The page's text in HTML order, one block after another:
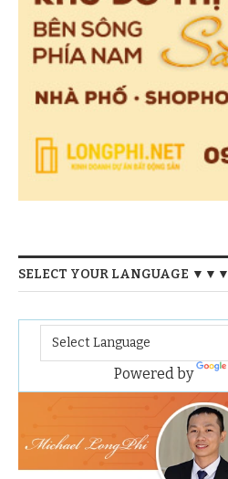
SELECT YOUR LANGUAGE ▼▼▼
Powered by